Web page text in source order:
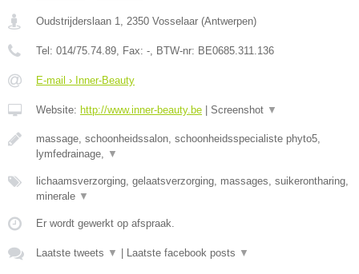
Oudstrijderslaan 1, 2350 Vosselaar (Antwerpen)
Tel: 014/75.74.89, Fax: -, BTW-nr: BE0685.311.136
E-mail › Inner-Beauty
Website: http://www.inner-beauty.be Screenshot ▼
massage, schoonheidssalon, schoonheidsspecialiste phyto5,
lymfedrainage, ▼
lichaamsverzorging, gelaatsverzorging, massages, suikerontharing,
minerale ▼
Er wordt gewerkt op afspraak.
Laatste tweets ▼ Laatste facebook posts ▼